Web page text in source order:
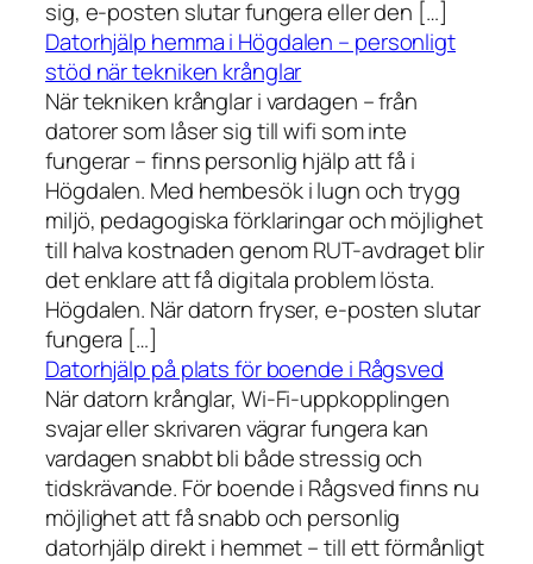
sig, e-posten slutar fungera eller den […]
Datorhjälp hemma i Högdalen – personligt
stöd när tekniken krånglar
När tekniken krånglar i vardagen – från
datorer som låser sig till wifi som inte
fungerar – finns personlig hjälp att få i
Högdalen. Med hembesök i lugn och trygg
miljö, pedagogiska förklaringar och möjlighet
till halva kostnaden genom RUT-avdraget blir
det enklare att få digitala problem lösta.
Högdalen. När datorn fryser, e-posten slutar
fungera […]
Datorhjälp på plats för boende i Rågsved
När datorn krånglar, Wi-Fi-uppkopplingen
svajar eller skrivaren vägrar fungera kan
vardagen snabbt bli både stressig och
tidskrävande. För boende i Rågsved finns nu
möjlighet att få snabb och personlig
datorhjälp direkt i hemmet – till ett förmånligt